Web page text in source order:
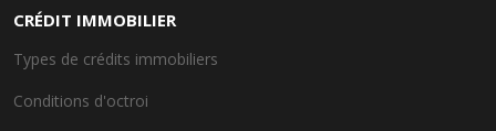
CRÉDIT IMMOBILIER
Types de crédits immobiliers
Conditions d'octroi